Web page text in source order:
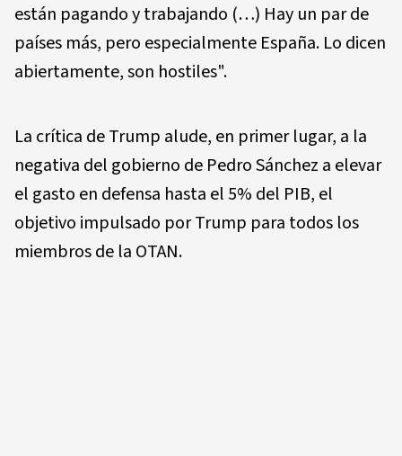
están pagando y trabajando (…) Hay un par de
países más, pero especialmente España. Lo dicen
abiertamente, son hostiles".
La crítica de Trump alude, en primer lugar, a la
negativa del gobierno de Pedro Sánchez a elevar
el gasto en defensa hasta el 5% del PIB, el
objetivo impulsado por Trump para todos los
miembros de la OTAN.